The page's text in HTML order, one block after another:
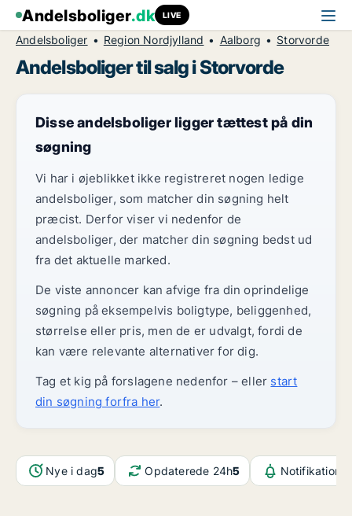
Andelsboliger.dk LIVE
Andelsboliger Region Nordjylland Aalborg Storvorde
Andelsboliger til salg i Storvorde
Disse andelsboliger ligger tættest på din
søgning
Vi har i øjeblikket ikke registreret nogen ledige
andelsboliger, som matcher din søgning helt
præcist. Derfor viser vi nedenfor de
andelsboliger, der matcher din søgning bedst ud
fra det aktuelle marked.
De viste annoncer kan afvige fra din oprindelige
søgning på eksempelvis boligtype, beliggenhed,
størrelse eller pris, men de er udvalgt, fordi de
kan være relevante alternativer for dig.
Tag et kig på forslagene nedenfor – eller start
din søgning forfra her.
Nye i dag5 Opdaterede 24h5